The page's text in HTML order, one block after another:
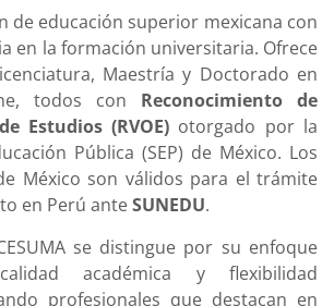
de educación superior mexicana con
en la formación universitaria. Ofrece
Maestría y Doctorado en
todos con Reconocimiento de
Estudios (RVOE) otorgado por la
Pública (SEP) de México. Los
México son válidos para el trámite
en Perú anteSUNEDU.
se distingue por su enfoque
académica y flexibilidad
profesionales que destacan en